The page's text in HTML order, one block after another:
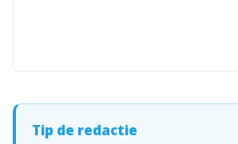
Tip de redactie